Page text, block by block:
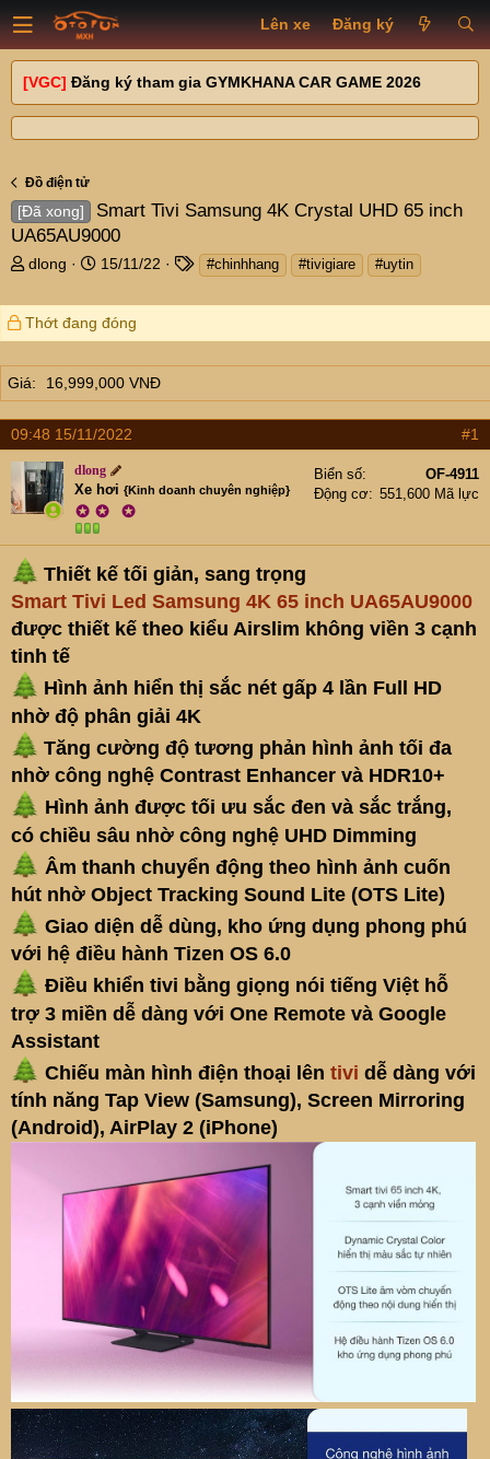
Lên xe Đăng ký
[VGC] Đăng ký tham gia GYMKHANA CAR GAME 2026
Đồ điện tử
[Đã xong]
Smart Tivi Samsung 4K Crystal UHD 65 inch
UA65AU9000
T
r
e
a
d
s
a
r
t
e
r
dlong
N
à
y
g
ử
i
15/11/22
T
g
#chinhhang #tivigiare #uytin
Thớt đang đóng
Giá 16,999,000 VNĐ
09:48 15/11/2022 #1
dlong
Xe hơi {Kinh doanh chuyên nghiệp}
✪ ✪ ✪
Biển số
OF-4911
Động cơ
551,600 Mã lực
Thiết kế tối giản, sang trọng
Smart Tivi Led Samsung 4K 65 inch UA65AU9000
được thiết kế theo kiểu Airslim không viền 3 cạnh
tinh tế
Hình ảnh hiển thị sắc nét gấp 4 lần Full HD
nhờ độ phân giải 4K
Tăng cường độ tương phản hình ảnh tối đa
nhờ công nghệ Contrast Enhancer và HDR10+
Hình ảnh được tối ưu sắc đen và sắc trắng,
có chiều sâu nhờ công nghệ UHD Dimming
Âm thanh chuyển động theo hình ảnh cuốn
hút nhờ Object Tracking Sound Lite (OTS Lite)
Giao diện dễ dùng, kho ứng dụng phong phú
với hệ điều hành Tizen OS 6.0
Điều khiển tivi bằng giọng nói tiếng Việt hỗ
trợ 3 miền dễ dàng với One Remote và Google
Assistant
Chiếu màn hình điện thoại lêntivi dễ dàng với
tính năng Tap View (Samsung), Screen Mirroring
(Android), AirPlay 2 (iPhone)